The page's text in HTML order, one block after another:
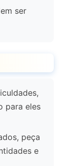
ser
para eles
peça
e